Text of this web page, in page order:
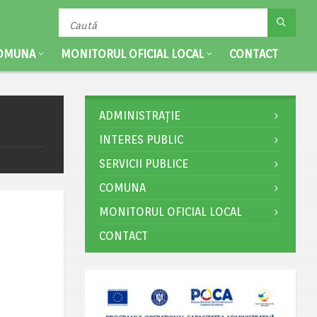
MONITORUL OFICIAL LOCAL CONTACT
ADMINISTRAȚIE
INTERES PUBLIC
SERVICII PUBLICE
COMUNA
MONITORUL OFICIAL LOCAL
CONTACT